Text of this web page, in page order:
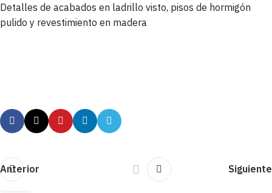
Detalles de acabados en ladrillo visto, pisos de hormigón
pulido y revestimiento en madera
Anterior Siguiente